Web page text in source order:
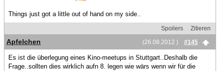
Things just got a little out of hand on my side..
Spoilers
Zitieren
(26.08.2012 )
#145
Apfelchen
Es ist die überlegung eines Kino-meetups in Stuttgart..Deshalb die
Frage..sollten dies wirklich aufn 8. legen wie wärs wenn wir für die